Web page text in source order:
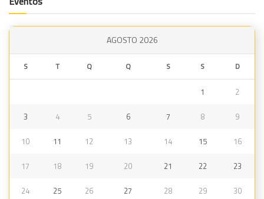
AGOSTO 2026
S T Q Q S S D
1 2
3 4 5 6 7 8 9
10 11 12 13 14 15 16
17 18 19 20 21 22 23
24 25 26 27 28 29 30